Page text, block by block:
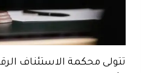
تتولى محكمة الاستئناف